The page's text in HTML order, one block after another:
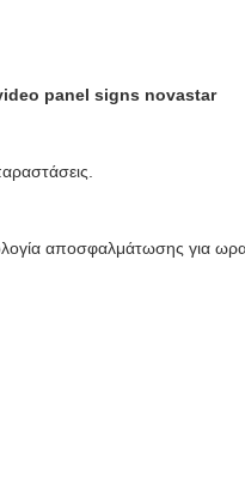
panel signs novastar
αποσφαλμάτωσης για